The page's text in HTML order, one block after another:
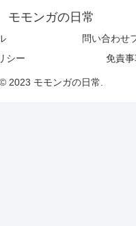
モモンガの日常
問い合わせ
シー
免責
© 2023 モモンガの日常.